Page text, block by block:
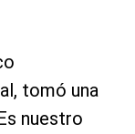
tomó una
nuestro